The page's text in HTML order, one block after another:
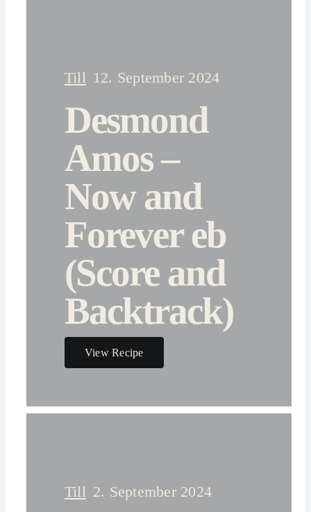
Till 12. September 2024
Desmond
Amos –
Now and
Forever eb
(Score and
Backtrack)
View Recipe
Till 2. September 2024